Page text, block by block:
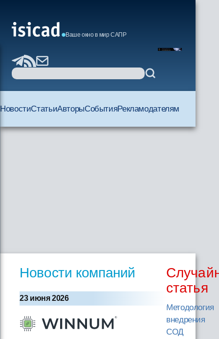
Ваше окно в мир САПР
НовостиСтатьиАвторыСобытияРекламодателям
Новости компаний
23 июня 2026
статья
Методология
внедрения
СОД